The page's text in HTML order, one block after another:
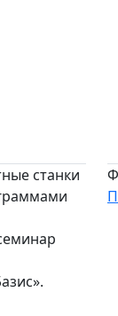
станки